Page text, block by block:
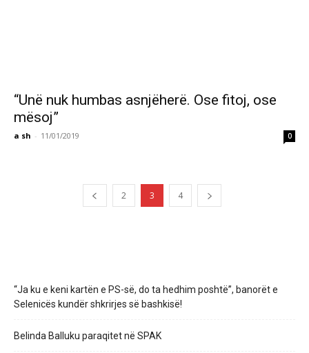
“Unë nuk humbas asnjëherë. Ose fitoj, ose
mësoj”
a sh - 11/01/2019 0
2 3 4
“Ja ku e keni kartën e PS-së, do ta hedhim poshtë”, banorët e
Selenicës kundër shkrirjes së bashkisë!
Belinda Balluku paraqitet në SPAK